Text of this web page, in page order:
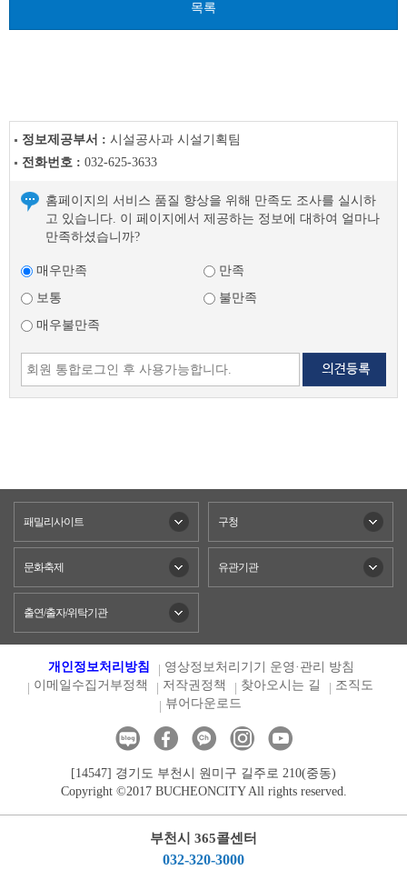
목록
정보제공부서 : 시설공사과 시설기획팀
전화번호 : 032-625-3633
홈페이지의 서비스 품질 향상을 위해 만족도 조사를 실시하
고 있습니다. 이 페이지에서 제공하는 정보에 대하여 얼마나
만족하셨습니까?
매우만족
만족
보통
불만족
매우불만족
패밀리사이트 구청
문화축제 유관기관
출연/출자/위탁기관
개인정보처리방침
영상정보처리기기 운영·관리 방침
이메일수집거부정책
저작권정책 찾아오시는 길
조직도
뷰어다운로드
[14547] 경기도 부천시 원미구 길주로 210(중동)
Copyright ©2017 BUCHEONCITY All rights reserved.
부천시 365콜센터
032-320-3000